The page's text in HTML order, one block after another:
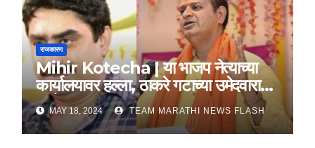
राजकारण
Mihir Kotecha | या भाजप नेत्याच्या
कार्यालयावर हल्ला, ठाकरे गटाच्या उमेदवारावर
आरोप
MAY 18, 2024 TEAM MARATHI NEWS FLASH